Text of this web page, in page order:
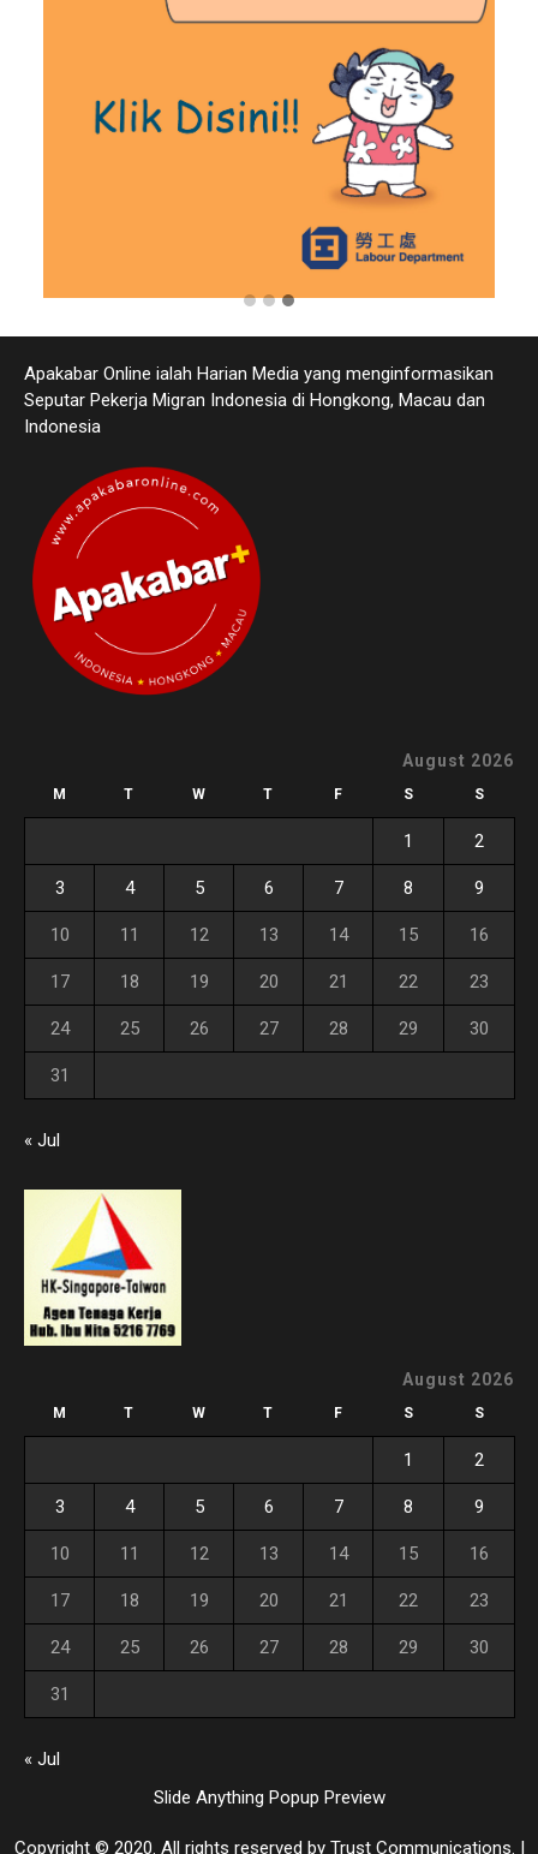
Apakabar Online ialah Harian Media yang menginformasikan
Seputar Pekerja Migran Indonesia di Hongkong, Macau dan
Indonesia
August 2026
M T W T F S S
1 2
3 4 5 6 7 8 9
10 11 12 13 14 15 16
17 18 19 20 21 22 23
24 25 26 27 28 29 30
31
« Jul
August 2026
M T W T F S S
1 2
3 4 5 6 7 8 9
10 11 12 13 14 15 16
17 18 19 20 21 22 23
24 25 26 27 28 29 30
31
« Jul
Slide Anything Popup Preview
Copyright © 2020. All rights reserved by Trust Communications. |